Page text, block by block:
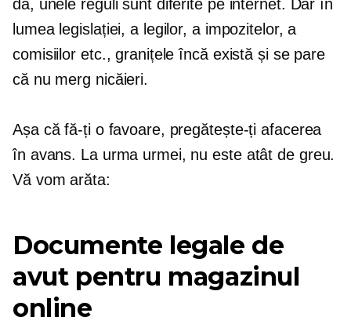
da, unele reguli sunt diferite pe internet. Dar în
lumea legislației, a legilor, a impozitelor, a
comisiilor etc., granițele încă există și se pare
că nu merg nicăieri.
Așa că fă-ți o favoare, pregătește-ți afacerea
în avans. La urma urmei, nu este atât de greu.
Vă vom arăta:
Documente legale de
avut pentru magazinul
online